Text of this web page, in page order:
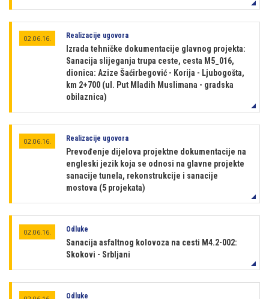
02.06.16. Realizacije ugovora
Izrada tehničke dokumentacije glavnog projekta:
Sanacija slijeganja trupa ceste, cesta M5_016,
dionica: Azize Šaćirbegović - Korija - Ljubogošta,
km 2+700 (ul. Put Mladih Muslimana - gradska
obilaznica)
02.06.16. Realizacije ugovora
Prevođenje dijelova projektne dokumentacije na
engleski jezik koja se odnosi na glavne projekte
sanacije tunela, rekonstrukcije i sanacije
mostova (5 projekata)
02.06.16. Odluke
Sanacija asfaltnog kolovoza na cesti M4.2-002:
Skokovi - Srbljani
Odluke